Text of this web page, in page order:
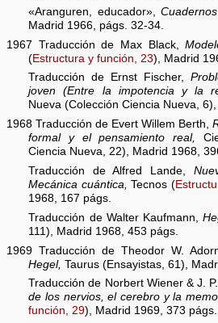
«Aranguren, educador»,
Madrid 1966, págs. 32-34.
1967 Traducción de Max Black,
(Estructura y función, 23), Madrid
Traducción de Ernst Fischer,
joven (Entre la impotencia y la
Nueva (Colección Ciencia Nueva,
1968 Traducción de Evert Willem Berth,
formal y el pensamiento real,
Ciencia Nueva, 22), Madrid 1968,
Traducción de Alfred Lande,
Mecánica cuántica, Tecnos (
1968, 167 págs.
Traducción de Walter Kaufmann,
111), Madrid 1968, 453 págs.
1969 Traducción de Theodor W.
Hegel, Taurus (Ensayistas, 61),
Traducción de Norbert Wiener & J.
de los nervios, el cerebro y la
función, 29), Madrid 1969, 373 págs.